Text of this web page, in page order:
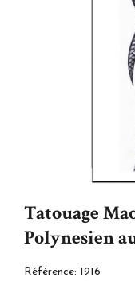
Tatouage
Polynesien
Référence: 1916